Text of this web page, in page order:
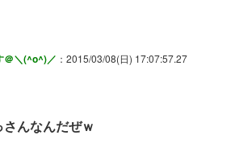
＠＼(^o^)／ ：2015/03/08(日) 17:07:57.27
んなんだぜｗ